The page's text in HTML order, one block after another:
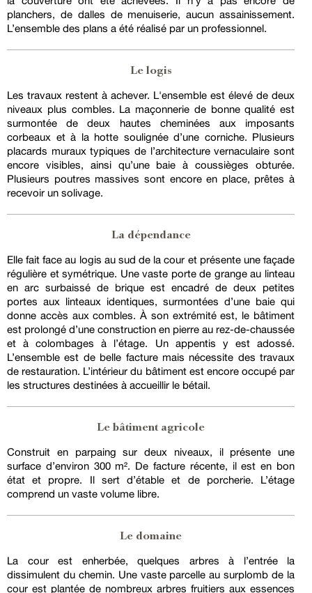
planchers, de dalles de menuiserie, aucun assainissement.
L’ensemble des plans a été réalisé par un professionnel.
Le logis
Les travaux restent à achever. L'ensemble est élevé de deux
niveaux plus combles. La maçonnerie de bonne qualité est
surmontée de deux hautes cheminées aux imposants
corbeaux et à la hotte soulignée d’une corniche. Plusieurs
placards muraux typiques de l’architecture vernaculaire sont
encore visibles, ainsi qu’une baie à coussièges obturée.
Plusieurs poutres massives sont encore en place, prêtes à
recevoir un solivage.
La dépendance
Elle fait face au logis au sud de la cour et présente une façade
régulière et symétrique. Une vaste porte de grange au linteau
en arc surbaissé de brique est encadré de deux petites
portes aux linteaux identiques, surmontées d’une baie qui
donne accès aux combles. À son extrémité est, le bâtiment
est prolongé d’une construction en pierre au rez-de-chaussée
et à colombages à l’étage. Un appentis y est adossé.
L’ensemble est de belle facture mais nécessite des travaux
de restauration. L’intérieur du bâtiment est encore occupé par
les structures destinées à accueillir le bétail.
Le bâtiment agricole
Construit en parpaing sur deux niveaux, il présente une
surface d’environ 300 m². De facture récente, il est en bon
état et propre. Il sert d’étable et de porcherie. L’étage
comprend un vaste volume libre.
Le domaine
La cour est enherbée, quelques arbres à l’entrée la
dissimulent du chemin. Une vaste parcelle au surplomb de la
cour est plantée de nombreux arbres fruitiers aux essences